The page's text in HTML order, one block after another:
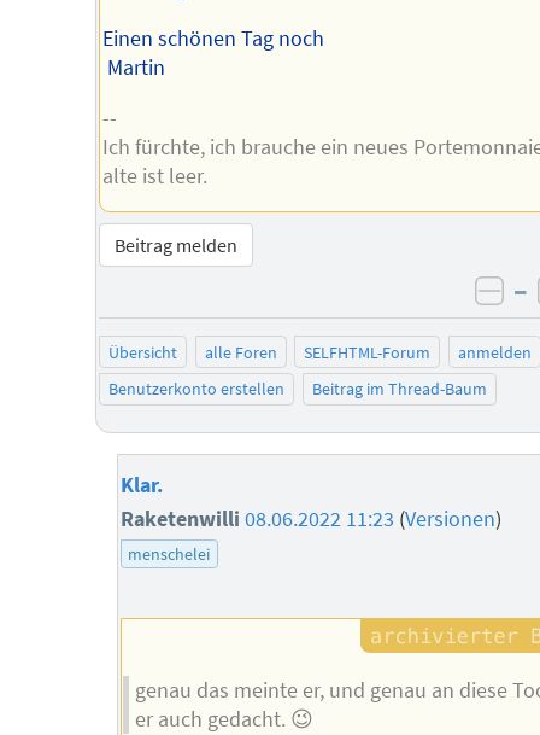
Einen schönen Tag noch
Martin
--
Ich fürchte, ich brauche ein neues
alte ist leer.
Beitrag melden
–
Übersicht alle Foren SELFHTML-Forum
anmelden
Benutzerkonto erstellen
Beitrag im Thread-Baum
Klar.
Raketenwilli 08.06.2022 11:23 (Versionen)
menschelei
genau das meinte er, und genau an diese
er auch gedacht. 😉